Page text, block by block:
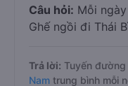
Câu hỏi: Mỗi
Ghế ngồi đi Thái
Trả lời: Tuyến đường
Nam trung bình mỗi